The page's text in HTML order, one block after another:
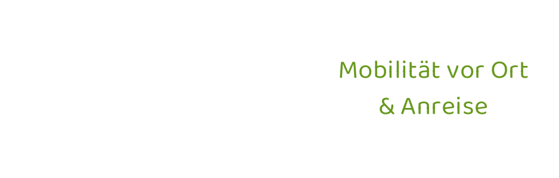
Mobilität vor Ort
& Anreise